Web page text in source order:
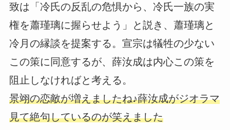
致は「冷氏の反乱の危惧から、冷氏一族の実
権を蕭瑾璃に握らせよう」と説き、蕭瑾璃と
冷月の縁談を提案する。宣宗は犠牲の少ない
この策に同意するが、薛汝成は内心この策を
阻止しなければと考える。
景翊の恋敵が増えましたね♪薛汝成がジオラマ
見て絶句しているのが笑えました